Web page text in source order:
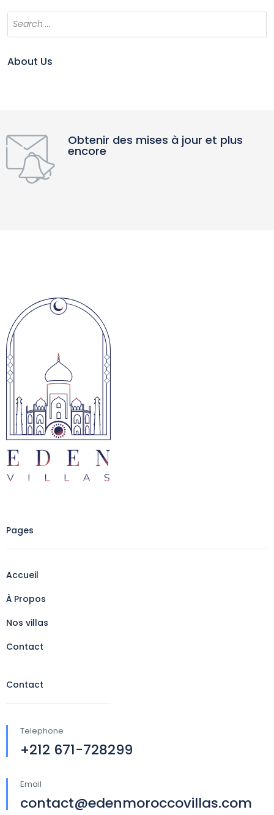
About Us
Obtenir des mises à jour et plus
encore
Pages
Accueil
À Propos
Nos villas
Contact
Contact
Telephone
+212 671-728299
Email
contact@edenmoroccovillas.com